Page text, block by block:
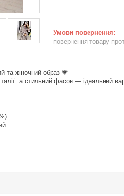
повернення товару
та жіночний образ 💗
та стильний фасон — ідеальний